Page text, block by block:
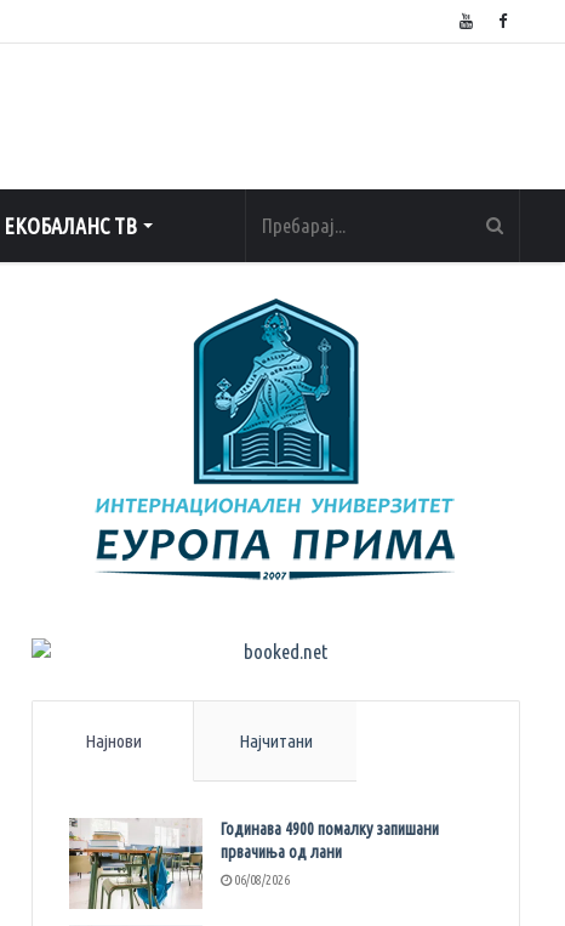
ЕКОБАЛАНС ТВ
Најнови Најчитани
Годинава 4900 помалку запишани
првачиња од лани
06/08/2026